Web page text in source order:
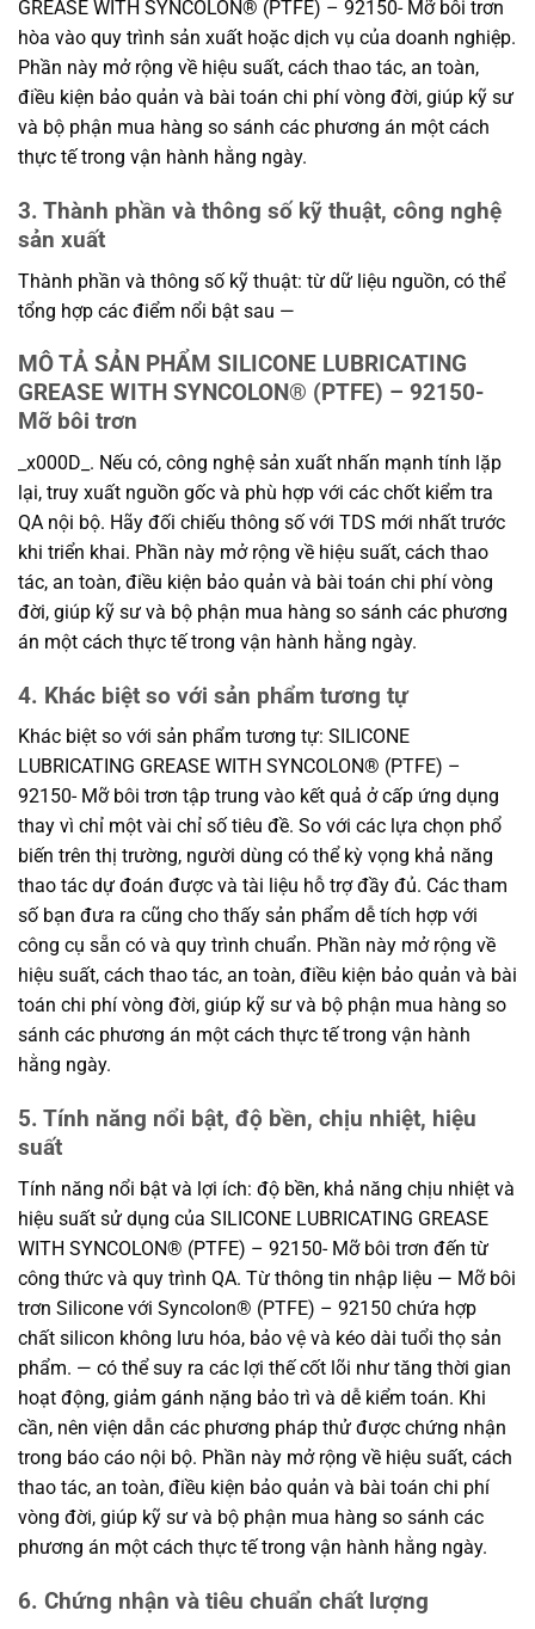
GREASE WITH SYNCOLON® (PTFE) – 92150- Mỡ bôi trơn
hòa vào quy trình sản xuất hoặc dịch vụ của doanh nghiệp.
Phần này mở rộng về hiệu suất, cách thao tác, an toàn,
điều kiện bảo quản và bài toán chi phí vòng đời, giúp kỹ sư
và bộ phận mua hàng so sánh các phương án một cách
thực tế trong vận hành hằng ngày.
3. Thành phần và thông số kỹ thuật, công nghệ
sản xuất
Thành phần và thông số kỹ thuật: từ dữ liệu nguồn, có thể
tổng hợp các điểm nổi bật sau —
MÔ TẢ SẢN PHẨM SILICONE LUBRICATING
GREASE WITH SYNCOLON® (PTFE) – 92150-
Mỡ bôi trơn
_x000D_. Nếu có, công nghệ sản xuất nhấn mạnh tính lặp
lại, truy xuất nguồn gốc và phù hợp với các chốt kiểm tra
QA nội bộ. Hãy đối chiếu thông số với TDS mới nhất trước
khi triển khai. Phần này mở rộng về hiệu suất, cách thao
tác, an toàn, điều kiện bảo quản và bài toán chi phí vòng
đời, giúp kỹ sư và bộ phận mua hàng so sánh các phương
án một cách thực tế trong vận hành hằng ngày.
4. Khác biệt so với sản phẩm tương tự
Khác biệt so với sản phẩm tương tự: SILICONE
LUBRICATING GREASE WITH SYNCOLON® (PTFE) –
92150- Mỡ bôi trơn tập trung vào kết quả ở cấp ứng dụng
thay vì chỉ một vài chỉ số tiêu đề. So với các lựa chọn phổ
biến trên thị trường, người dùng có thể kỳ vọng khả năng
thao tác dự đoán được và tài liệu hỗ trợ đầy đủ. Các tham
số bạn đưa ra cũng cho thấy sản phẩm dễ tích hợp với
công cụ sẵn có và quy trình chuẩn. Phần này mở rộng về
hiệu suất, cách thao tác, an toàn, điều kiện bảo quản và bài
toán chi phí vòng đời, giúp kỹ sư và bộ phận mua hàng so
sánh các phương án một cách thực tế trong vận hành
hằng ngày.
5. Tính năng nổi bật, độ bền, chịu nhiệt, hiệu
suất
Tính năng nổi bật và lợi ích: độ bền, khả năng chịu nhiệt và
hiệu suất sử dụng của SILICONE LUBRICATING GREASE
WITH SYNCOLON® (PTFE) – 92150- Mỡ bôi trơn đến từ
công thức và quy trình QA. Từ thông tin nhập liệu — Mỡ bôi
trơn Silicone với Syncolon® (PTFE) – 92150 chứa hợp
chất silicon không lưu hóa, bảo vệ và kéo dài tuổi thọ sản
phẩm. — có thể suy ra các lợi thế cốt lõi như tăng thời gian
hoạt động, giảm gánh nặng bảo trì và dễ kiểm toán. Khi
cần, nên viện dẫn các phương pháp thử được chứng nhận
trong báo cáo nội bộ. Phần này mở rộng về hiệu suất, cách
thao tác, an toàn, điều kiện bảo quản và bài toán chi phí
vòng đời, giúp kỹ sư và bộ phận mua hàng so sánh các
phương án một cách thực tế trong vận hành hằng ngày.
6. Chứng nhận và tiêu chuẩn chất lượng